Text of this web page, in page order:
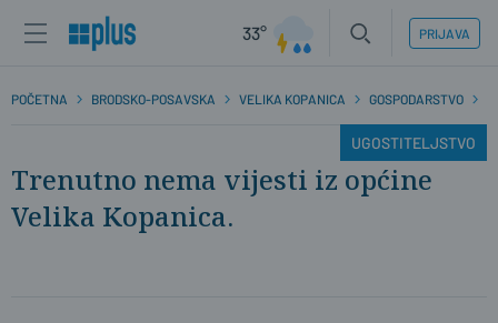
33° PRIJAVA
POČETNA BRODSKO-POSAVSKA VELIKA KOPANICA GOSPODARSTVO
UGOSTITELJSTVO
Trenutno nema vijesti iz općine
Velika Kopanica.